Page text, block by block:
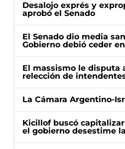
Desalojo exprés y
aprobó el Senado
El Senado dio media
Gobierno debió ceder
El massismo le disputa
relección de
La Cámara Argentino-
Kicillof buscó
el gobierno desestime